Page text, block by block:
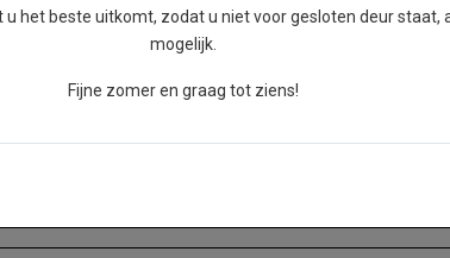
het beste uitkomt, zodat u niet voor gesloten deur staat,
mogelijk.
Fijne zomer en graag tot ziens!